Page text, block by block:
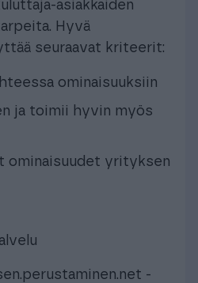
asiakkaiden
Hyvä
seuraavat kriteerit:
ominaisuuksiin
ja toimii hyvin myös
ominaisuudet yrityksen
-